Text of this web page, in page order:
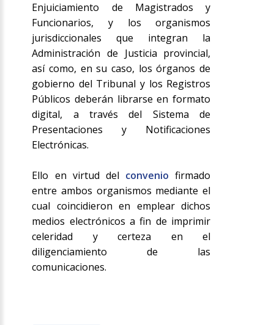
Enjuiciamiento de Magistrados y
Funcionarios, y los organismos
jurisdiccionales que integran la
Administración de Justicia provincial,
así como, en su caso, los órganos de
gobierno del Tribunal y los Registros
Públicos deberán librarse en formato
digital, a través del Sistema de
Presentaciones y Notificaciones
Electrónicas.
Ello en virtud del convenio firmado
entre ambos organismos mediante el
cual coincidieron en emplear dichos
medios electrónicos a fin de imprimir
celeridad y certeza en el
diligenciamiento de las
comunicaciones.